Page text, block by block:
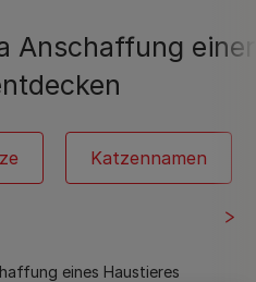
Anschaffung einer
Katzennamen
eines Haustieres